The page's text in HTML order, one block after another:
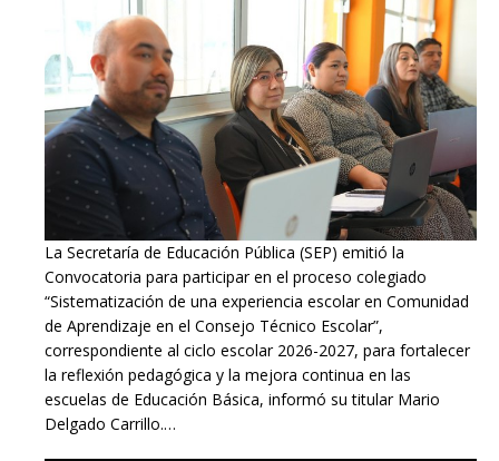
La Secretaría de Educación Pública (SEP) emitió la
Convocatoria para participar en el proceso colegiado
“Sistematización de una experiencia escolar en Comunidad
de Aprendizaje en el Consejo Técnico Escolar”,
correspondiente al ciclo escolar 2026-2027, para fortalecer
la reflexión pedagógica y la mejora continua en las
escuelas de Educación Básica, informó su titular Mario
Delgado Carrillo.…